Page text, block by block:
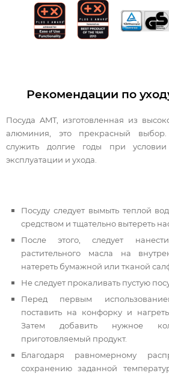
Рекомендации по
Посуда AMT, изготовленная из
алюминия, это прекрасный
служить долгие годы при
эксплуатации и ухода.
Посуду следует вымыть теплой
средством и тщательно вытереть
После этого, следует
растительного масла на
натереть бумажной или тканой
Не следует прокаливать пустую
Перед первым
поставить на конфорку и
Затем добавить нужное
приготовляемый продукт.
Благодаря равномерному
сохранению заданной